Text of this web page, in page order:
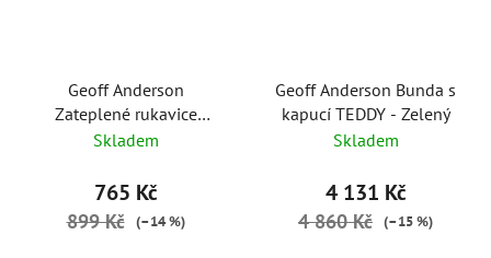
Geoff Anderson
Zateplené rukavice
AirBear bez prstů
Skladem
765 Kč
899 Kč (–14 %)
Geoff Anderson Bunda s
kapucí TEDDY - Zelený
Skladem
4 131 Kč
4 860 Kč (–15 %)